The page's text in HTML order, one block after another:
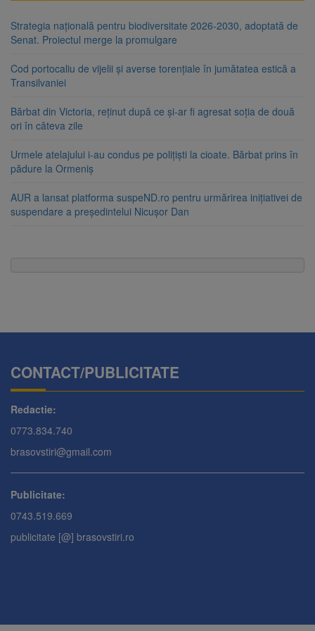
Strategia națională pentru biodiversitate 2026-2030, adoptată de
Senat. Proiectul merge la promulgare
Cod portocaliu de vijelii și averse torențiale în jumătatea estică a
Transilvaniei
Bărbat din Victoria, reținut după ce și-ar fi agresat soția de două
ori în câteva zile
Urmele atelajului i-au condus pe polițiști la cioate. Bărbat prins în
pădure la Ormeniș
AUR a lansat platforma suspeND.ro pentru urmărirea inițiativei de
suspendare a președintelui Nicușor Dan
CONTACT/PUBLICITATE
Redactie:
0773.834.740
brasovstiri@gmail.com
Publicitate:
0743.519.669
publicitate [@] brasovstiri.ro